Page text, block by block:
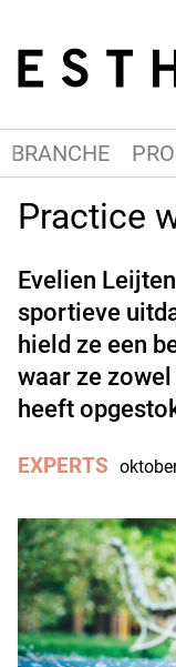
BRANCHE
Practice
Evelien
sportieve
hield ze een
waar ze
heeft
EXPERTS